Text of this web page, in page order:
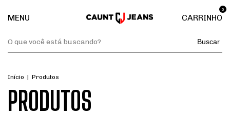
MENU CARRINHO
0
Buscar
Início | Produtos
PRODUTOS